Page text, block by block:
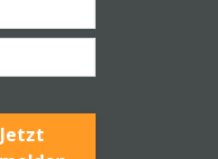
Jetzt